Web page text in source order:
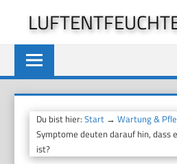
springen
Du bist hier:Start →Wartung &
Symptome deuten darauf hin,
ist?